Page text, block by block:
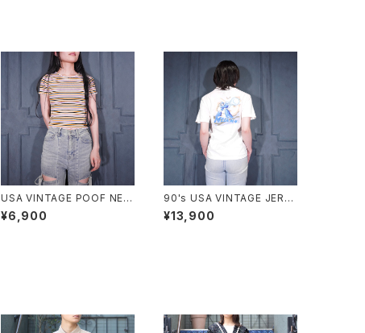
USA VINTAGE POOF NEW
YORK COLORFUL BORDE
R PATTERNED HALF SLEE
¥6,900
90's USA VINTAGE JERZ
EES CAPCOM MEGA MAN
PRINT DESIGN T SHIRT/9
¥13,900